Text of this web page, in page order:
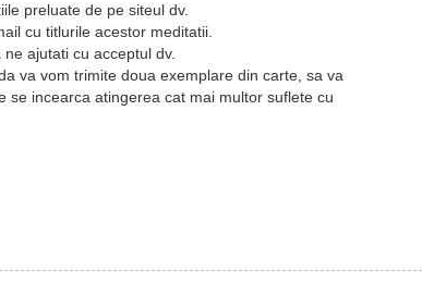
preluate de pe siteul dv.
cu titlurile acestor meditatii.
ajutati cu acceptul dv.
va vom trimite doua exemplare din carte, sa va
incearca atingerea cat mai multor suflete cu